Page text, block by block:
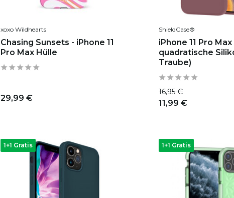
xoxo Wildhearts
Chasing Sunsets - iPhone 11
Pro Max Hülle
29,99 €
ShieldCase®
iPhone 11 Pro Max
quadratische
Traube)
16,95 €
11,99 €
1+1 Gratis 1+1 Gratis